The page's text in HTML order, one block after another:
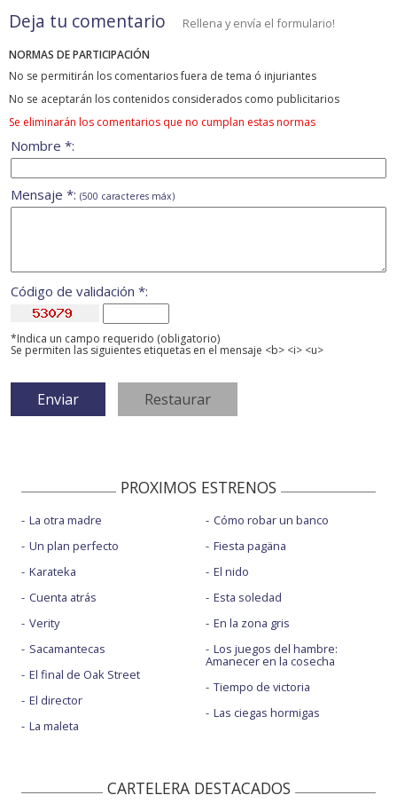
Deja tu comentario Rellena y envía el formulario!
NORMAS DE PARTICIPACIÓN
No se permitirán los comentarios fuera de tema ó injuriantes
No se aceptarán los contenidos considerados como publicitarios
Se eliminarán los comentarios que no cumplan estas normas
Nombre *:
Mensaje *: (500 caracteres máx)
Código de validación *:
*Indica un campo requerido (obligatorio)
Se permiten las siguientes etiquetas en el mensaje <b> <i> <u>
PROXIMOS ESTRENOS
La otra madre
Un plan perfecto
Karateka
Cuenta atrás
Verity
Sacamantecas
El final de Oak Street
El director
La maleta
Cómo robar un banco
Fiesta pagäna
El nido
Esta soledad
En la zona gris
Los juegos del hambre:
Amanecer en la cosecha
Tiempo de victoria
Las ciegas hormigas
CARTELERA DESTACADOS